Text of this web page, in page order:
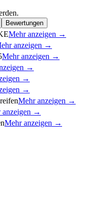
Bewertungen
Mehr anzeigen →
anzeigen →
Mehr anzeigen →
→
→
→
Mehr anzeigen →
anzeigen →
Mehr anzeigen →